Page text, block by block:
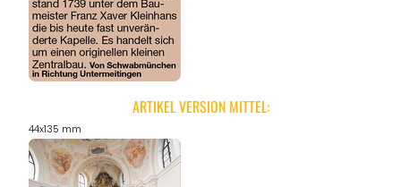
ARTIKEL VERSION MITTEL:
44x135 mm